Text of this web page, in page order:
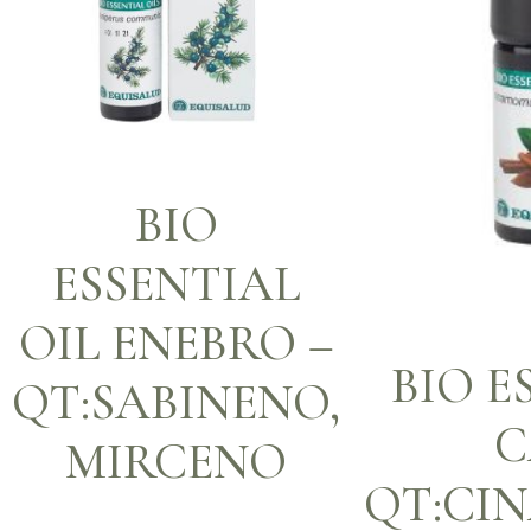
BIO
ESSENTIAL
OIL ENEBRO –
QT:SABINENO,
MIRCENO
BIO